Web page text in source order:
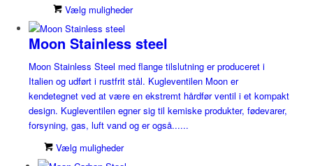
Vælg muligheder
Moon Stainless steel
Moon Stainless Steel med flange tilslutning er produceret i
Italien og udført i rustfrit stål. Kugleventilen Moon er
kendetegnet ved at være en ekstremt hårdfør ventil i et kompakt
design. Kugleventilen egner sig til kemiske produkter, fødevarer,
forsyning, gas, luft vand og er også......
Vælg muligheder